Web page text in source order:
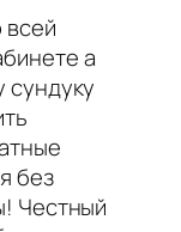
всей
а
сундуку
без
Честный